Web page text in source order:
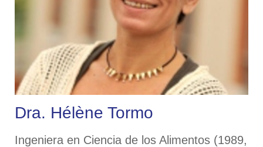
Dra. Hélène Tormo
Ingeniera en Ciencia de los Alimentos (1989,